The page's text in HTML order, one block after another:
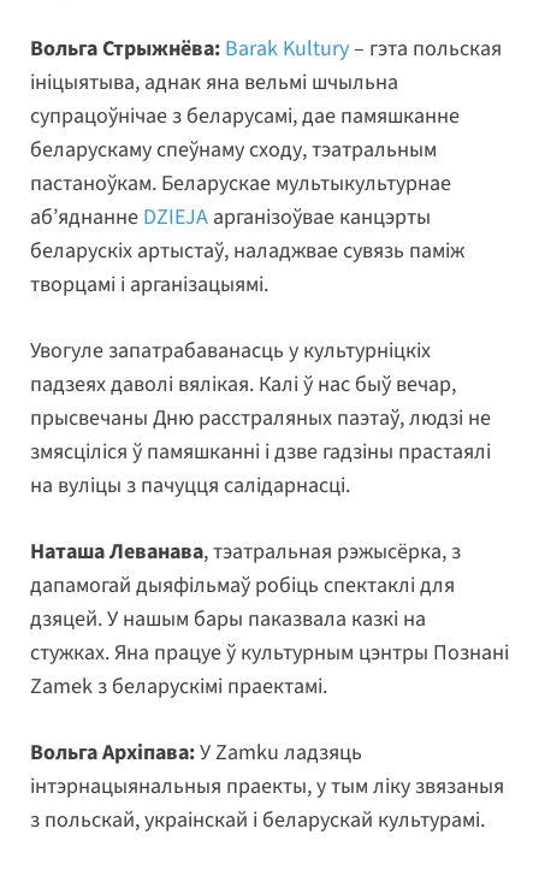
Вольга Стрыжнёва: Barak Kultury– гэта польская
ініцыятыва, аднак яна вельмі шчыльна
супрацоўнічае з беларусамі, дае памяшканне
беларускаму спеўнаму сходу, тэатральным
пастаноўкам. Беларускае мультыкультурнае
аб’яднанне DZIEJA арганізоўвае канцэрты
беларускіх артыстаў, наладжвае сувязь паміж
творцамі і арганізацыямі.
Увогуле запатрабаванасць у культурніцкіх
падзеях даволі вялікая. Калі ў нас быў вечар,
прысвечаны Дню расстраляных паэтаў, людзі не
змясціліся ў памяшканні і дзве гадзіны прастаялі
на вуліцы з пачуцця салідарнасці.
Наташа Леванава, тэатральная рэжысёрка, з
дапамогай дыяфільмаў робіць спектаклі для
дзяцей. У нашым бары паказвала казкі на
стужках. Яна працуе ў культурным цэнтры Познані
Zamek з беларускімі праектамі.
Вольга Архіпава:У Zamku ладзяць
інтэрнацыянальныя праекты, у тым ліку звязаныя
з польскай, украінскай і беларускай культурамі.